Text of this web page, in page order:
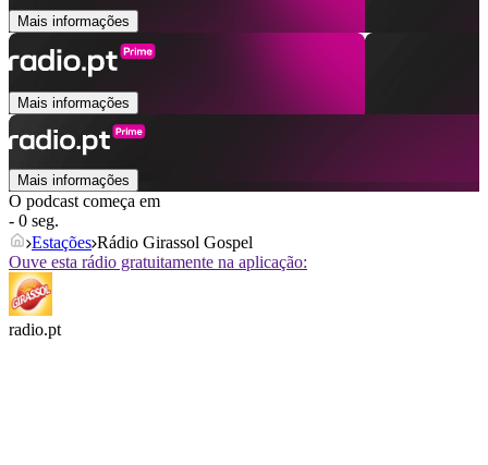
Mais informações
Mais informações
Mais informações
O podcast começa em
- 0 seg.
Estações Rádio Girassol Gospel
Ouve esta rádio gratuitamente na aplicação:
radio.pt